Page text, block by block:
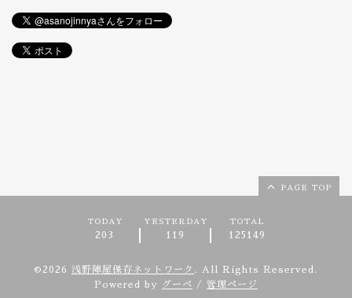
PAGE TOP
TODAY
203
YESTERDAY
119
TOTAL
125149
©2026 浅野陣屋保存ネットワーク . All Rights Reserved.
Powered by
グーペ / 管理ページ